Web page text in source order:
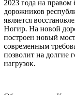
2023 года на правом
дорожников
является
Ногир. На новой
построен новый
современным
позволит на долгие
нагрузок.